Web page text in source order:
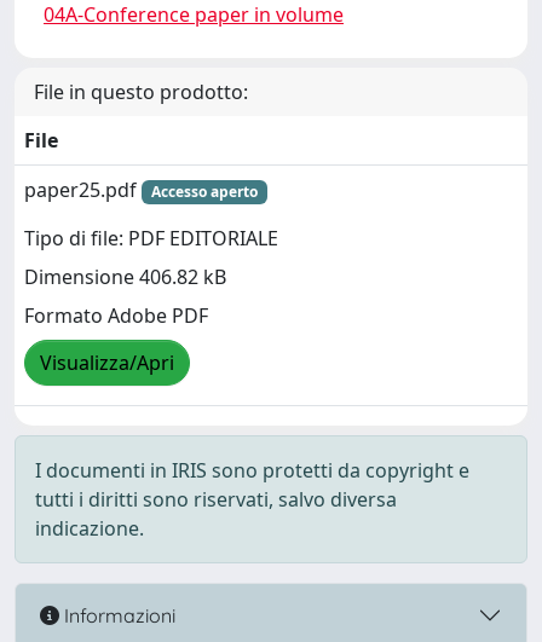
04A-Conference paper in volume
File in questo prodotto:
File
paper25.pdf
Accesso aperto
Tipo di file: PDF EDITORIALE
Dimensione 406.82 kB
Formato Adobe PDF
Visualizza/Apri
I documenti in IRIS sono protetti da copyright e
tutti i diritti sono riservati, salvo diversa
indicazione.
Informazioni